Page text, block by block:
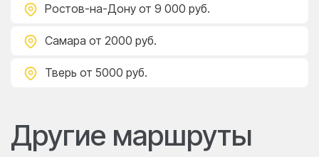
Ростов-на-Дону от 9 000 руб.
Самара от 2000 руб.
Тверь от 5000 руб.
Другие маршруты